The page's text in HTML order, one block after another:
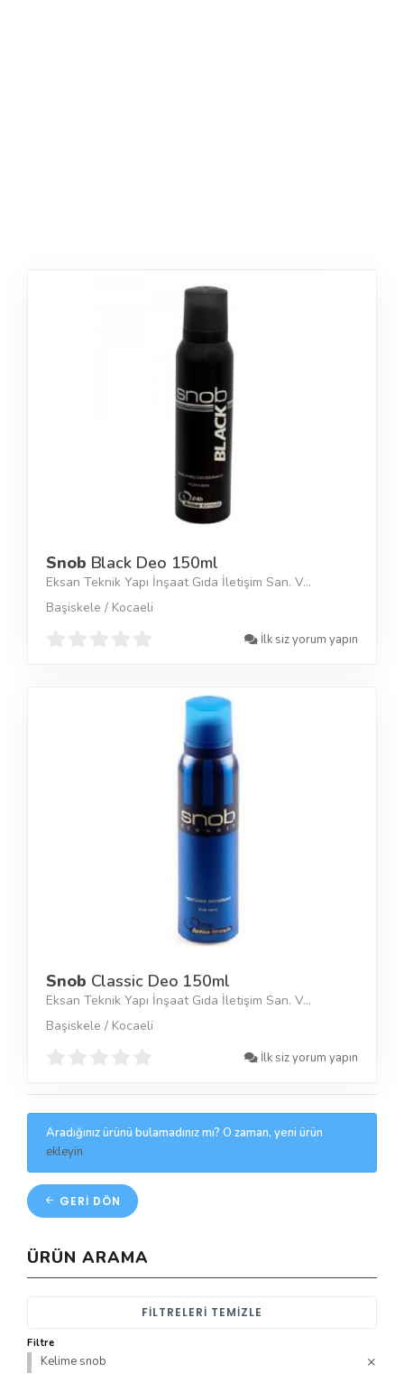
Snob Black Deo 150ml
Eksan Teknik Yapı İnşaat Gıda İletişim San. V...
Başiskele / Kocaeli
İlk siz yorum yapın
Snob Classic Deo 150ml
Eksan Teknik Yapı İnşaat Gıda İletişim San. V...
Başiskele / Kocaeli
İlk siz yorum yapın
Aradığınız ürünü bulamadınız mı? O zaman, yeni ürün
ekleyin
GERI DÖN
ÜRÜN ARAMA
FILTRELERI TEMIZLE
Filtre
Kelime snob